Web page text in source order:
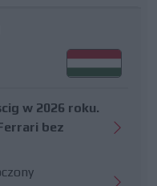
w 2026 roku.
bez